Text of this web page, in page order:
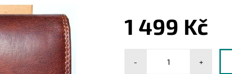
1 499 Kč
- +